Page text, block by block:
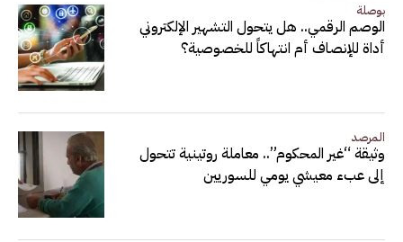
بوصلة
الوصم الرقمي.. هل يتحول التشهير الإلكتروني
أداة للإنصاف أم انتهاكاً للخصوصية؟
المرصد
وثيقة “غير المحكوم”.. معاملة روتينية تتحول
إلى عبء معيشي يومي للسوريين